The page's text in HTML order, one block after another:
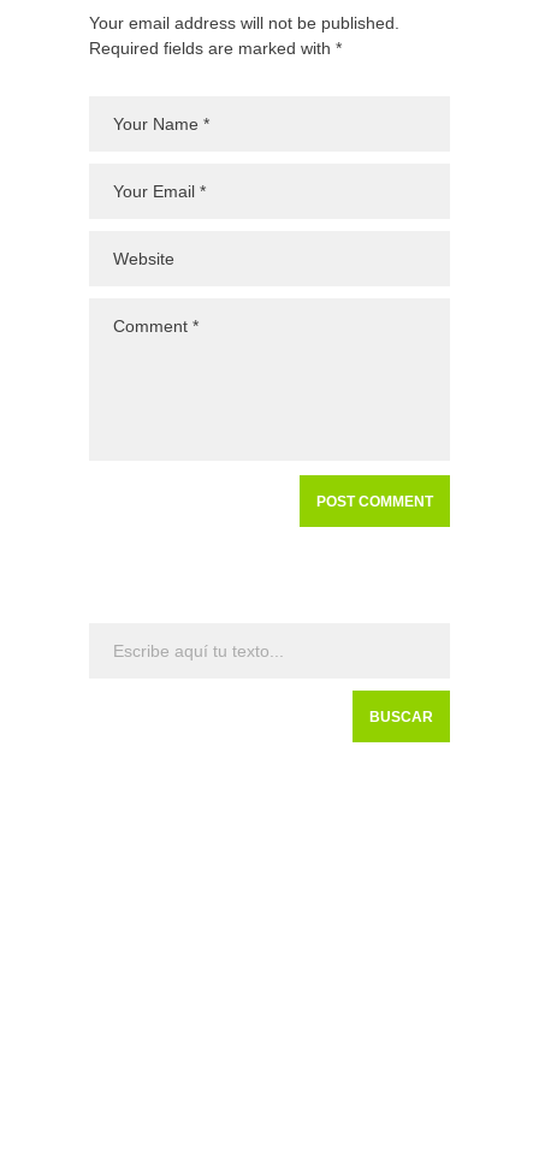
Your email address will not be published.
Required fields are marked with *